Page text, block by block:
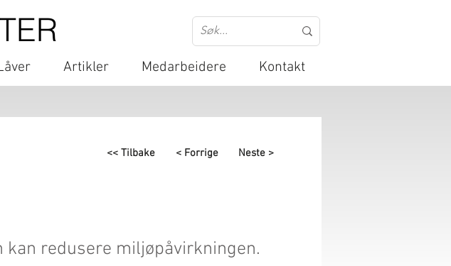
Artikler Medarbeidere Kontakt
<< Tilbake < Forrige Neste >
redusere miljøpåvirkningen.